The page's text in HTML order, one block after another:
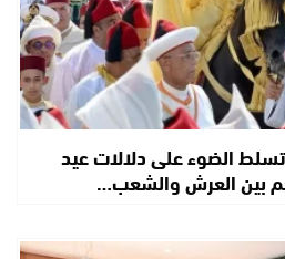
الضوء على دلالات عيد
بين العرش والشعب…